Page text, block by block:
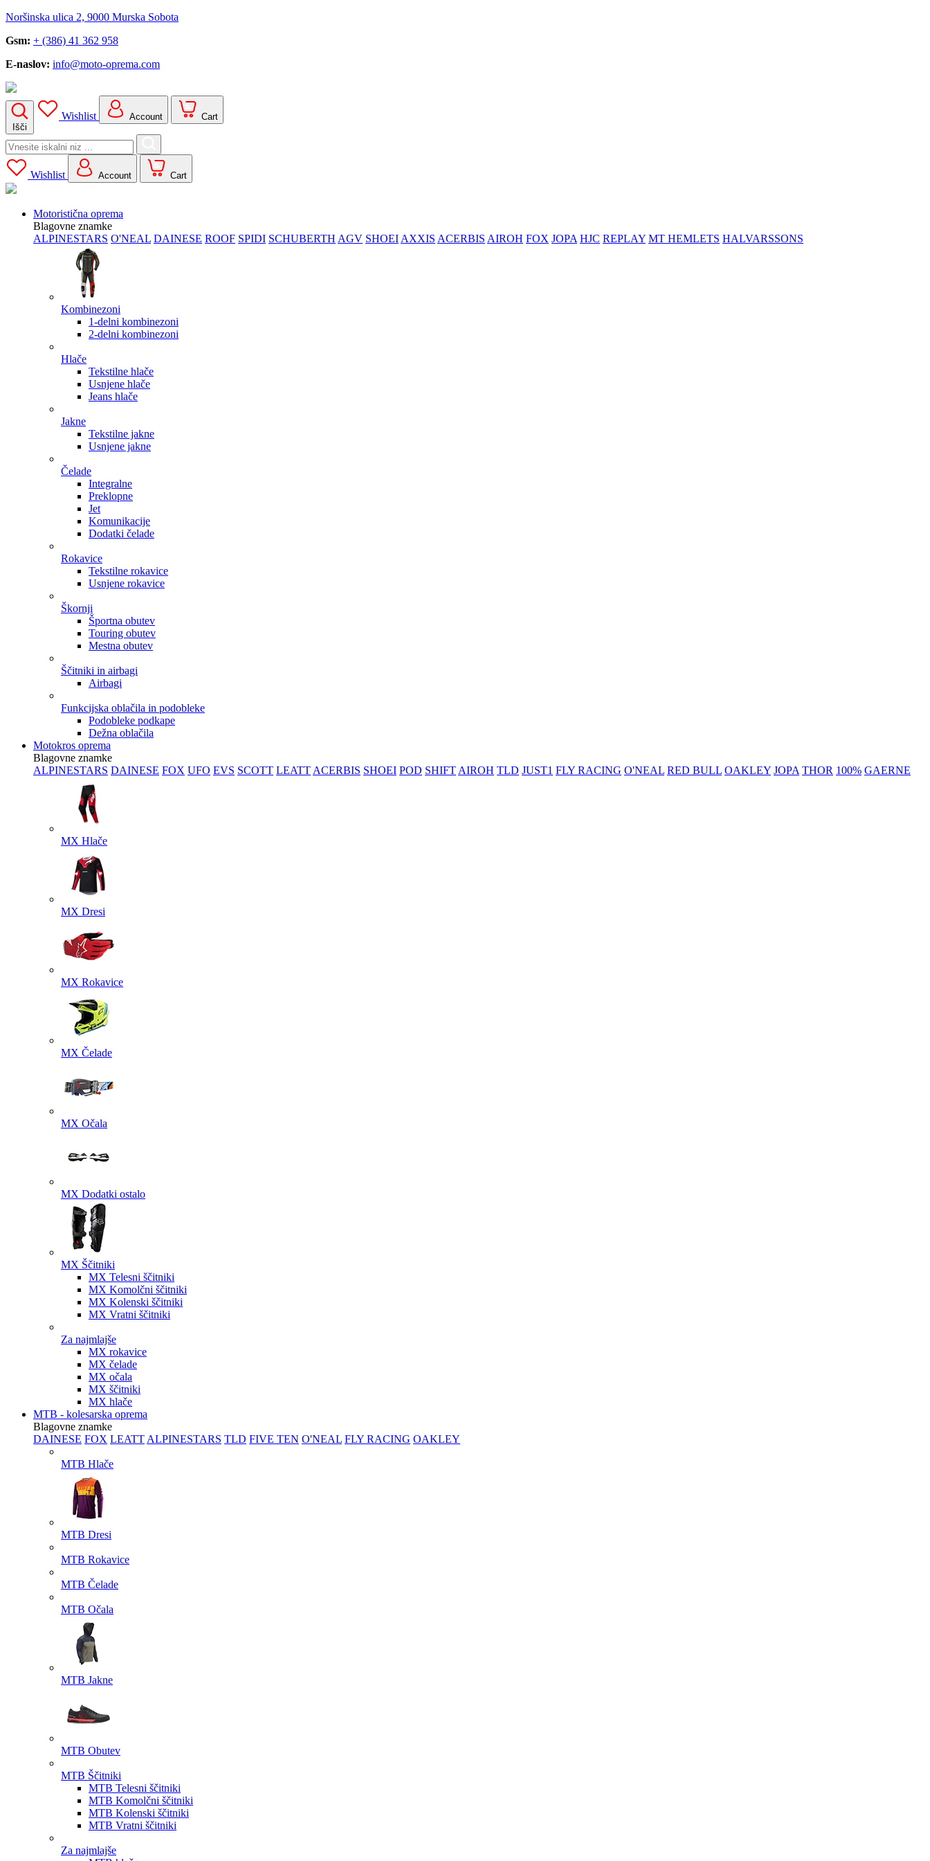
Noršinska ulica 2, 9000 Murska Sobota
Gsm: + (386) 41 362 958
E-naslov: info@moto-oprema.com
Išči
Wishlist Account Cart
Search
for:
Wishlist
Account Cart
Motoristična oprema
Blagovne znamke
ALPINESTARS O'NEAL DAINESE ROOF SPIDI SCHUBERTH AGV SHOEI AXXIS ACERBIS AIROH FOX JOPA HJC REPLAY MT HEMLETS HALVARSSONS
Kombinezoni
1-delni kombinezoni
2-delni kombinezoni
Hlače
Tekstilne hlače
Usnjene hlače
Jeans hlače
Jakne
Tekstilne jakne
Usnjene jakne
Čelade
Integralne
Preklopne
Jet
Komunikacije
Dodatki čelade
Rokavice
Tekstilne rokavice
Usnjene rokavice
Škornji
Športna obutev
Touring obutev
Mestna obutev
Ščitniki in airbagi
Airbagi
Funkcijska oblačila in podobleke
Podobleke podkape
Dežna oblačila
Motokros oprema
Blagovne znamke
ALPINESTARS DAINESE FOX UFO EVS SCOTT LEATT ACERBIS SHOEI POD SHIFT AIROH TLD JUST1 FLY RACING O'NEAL RED BULL OAKLEY JOPA THOR 100% GAERNE
MX Hlače
MX Dresi
MX Rokavice
MX Čelade
MX Očala
MX Dodatki ostalo
MX Ščitniki
MX Telesni ščitniki
MX Komolčni ščitniki
MX Kolenski ščitniki
MX Vratni ščitniki
Za najmlajše
MX rokavice
MX čelade
MX očala
MX ščitniki
MX hlače
MTB - kolesarska oprema
Blagovne znamke
DAINESE FOX LEATT ALPINESTARS TLD FIVE TEN O'NEAL FLY RACING OAKLEY
MTB Hlače
MTB Dresi
MTB Rokavice
MTB Čelade
MTB Očala
MTB Jakne
MTB Obutev
MTB Ščitniki
MTB Telesni ščitniki
MTB Komolčni ščitniki
MTB Kolenski ščitniki
MTB Vratni ščitniki
Za najmlajše